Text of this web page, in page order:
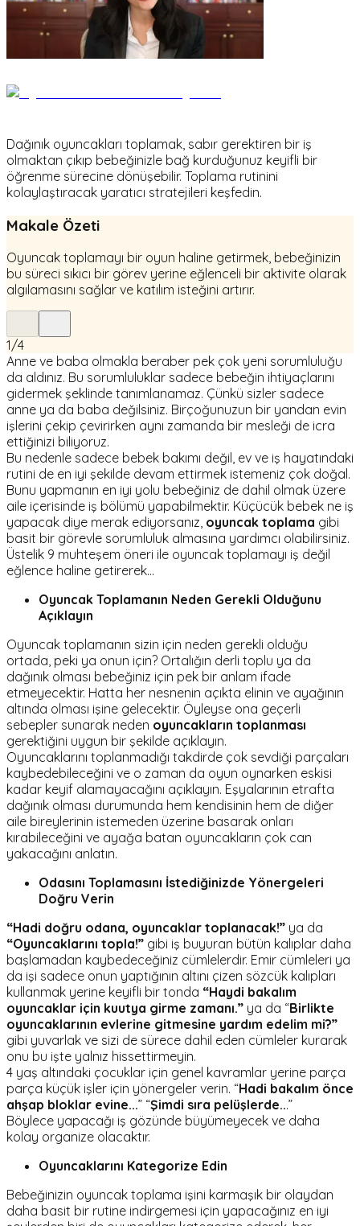
Dağınık oyuncakları toplamak, sabır gerektiren bir iş
olmaktan çıkıp bebeğinizle bağ kurduğunuz keyifli bir
öğrenme sürecine dönüşebilir. Toplama rutinini
kolaylaştıracak yaratıcı stratejileri keşfedin.
Makale Özeti
Oyuncak toplamayı bir oyun haline getirmek, bebeğinizin
bu süreci sıkıcı bir görev yerine eğlenceli bir aktivite olarak
algılamasını sağlar ve katılım isteğini artırır.
1/4
Anne ve baba olmakla beraber pek çok yeni sorumluluğu
da aldınız. Bu sorumluluklar sadece bebeğin ihtiyaçlarını
gidermek şeklinde tanımlanamaz. Çünkü sizler sadece
anne ya da baba değilsiniz. Birçoğunuzun bir yandan evin
işlerini çekip çevirirken aynı zamanda bir mesleği de icra
ettiğinizi biliyoruz.
Bu nedenle sadece bebek bakımı değil, ev ve iş hayatındaki
rutini de en iyi şekilde devam ettirmek istemeniz çok doğal.
Bunu yapmanın en iyi yolu bebeğiniz de dahil olmak üzere
aile içerisinde iş bölümü yapabilmektir. Küçücük bebek ne iş
yapacak diye merak ediyorsanız, oyuncak toplama gibi
basit bir görevle sorumluluk almasına yardımcı olabilirsiniz.
Üstelik 9 muhteşem öneri ile oyuncak toplamayı iş değil
eğlence haline getirerek...
Oyuncak Toplamanın Neden Gerekli Olduğunu
Açıklayın
Oyuncak toplamanın sizin için neden gerekli olduğu
ortada, peki ya onun için? Ortalığın derli toplu ya da
dağınık olması bebeğiniz için pek bir anlam ifade
etmeyecektir. Hatta her nesnenin açıkta elinin ve ayağının
altında olması işine gelecektir. Öyleyse ona geçerli
sebepler sunarak neden oyuncakların toplanması
gerektiğini uygun bir şekilde açıklayın.
Oyuncaklarını toplanmadığı takdirde çok sevdiği parçaları
kaybedebileceğini ve o zaman da oyun oynarken eskisi
kadar keyif alamayacağını açıklayın. Eşyalarının etrafta
dağınık olması durumunda hem kendisinin hem de diğer
aile bireylerinin istemeden üzerine basarak onları
kırabileceğini ve ayağa batan oyuncakların çok can
yakacağını anlatın.
Odasını Toplamasını İstediğinizde Yönergeleri
Doğru Verin
“Hadi doğru odana, oyuncaklar toplanacak!” ya da
“Oyuncaklarını topla!” gibi iş buyuran bütün kalıplar daha
başlamadan kaybedeceğiniz cümlelerdir. Emir cümleleri ya
da işi sadece onun yaptığının altını çizen sözcük kalıpları
kullanmak yerine keyifli bir tonda “Haydi bakalım
oyuncaklar için kuutya girme zamanı.” ya da “Birlikte
oyuncaklarının evlerine gitmesine yardım edelim mi?”
gibi yuvarlak ve sizi de sürece dahil eden cümleler kurarak
onu bu işte yalnız hissettirmeyin.
4 yaş altındaki çocuklar için genel kavramlar yerine parça
parça küçük işler için yönergeler verin. “Hadi bakalım önce
ahşap bloklar evine...” “Şimdi sıra pelüşlerde...”
Böylece yapacağı iş gözünde büyümeyecek ve daha
kolay organize olacaktır.
Oyuncaklarını Kategorize Edin
Bebeğinizin oyuncak toplama işini karmaşık bir olaydan
daha basit bir rutine indirgemesi için yapacağınız en iyi